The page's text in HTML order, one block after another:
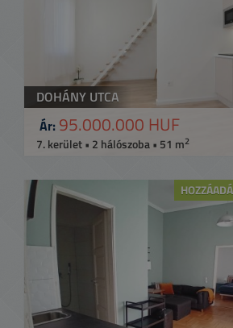
DOHÁNY UTCA
Ár: 95.000.000 HUF
7. kerület • 2 hálószoba • 51 m2